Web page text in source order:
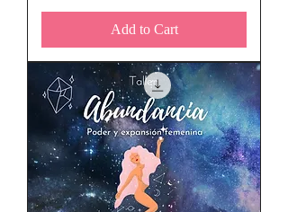
Add to Cart